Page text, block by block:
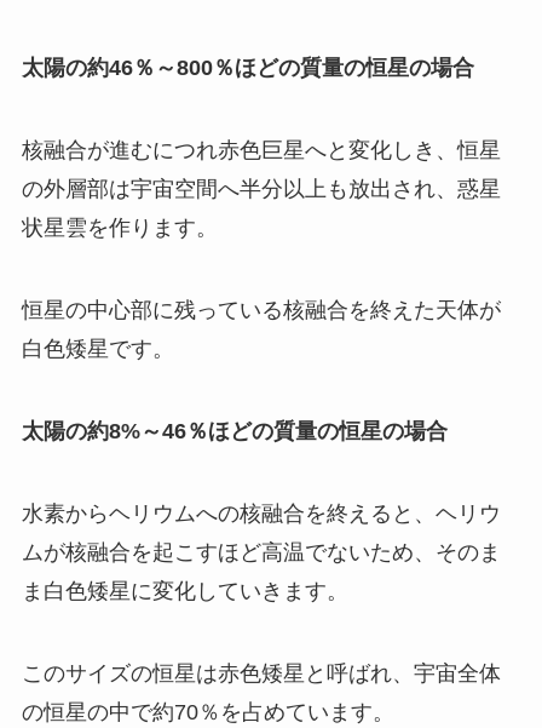
太陽の約46％～800％ほどの質量の恒星の場合
核融合が進むにつれ赤色巨星へと変化しき、恒星
の外層部は宇宙空間へ半分以上も放出され、惑星
状星雲を作ります。
恒星の中心部に残っている核融合を終えた天体が
白色矮星です。
太陽の約8%～46％ほどの質量の恒星の場合
水素からヘリウムへの核融合を終えると、ヘリウ
ムが核融合を起こすほど高温でないため、そのま
ま白色矮星に変化していきます。
このサイズの恒星は赤色矮星と呼ばれ、宇宙全体
の恒星の中で約70％を占めています。